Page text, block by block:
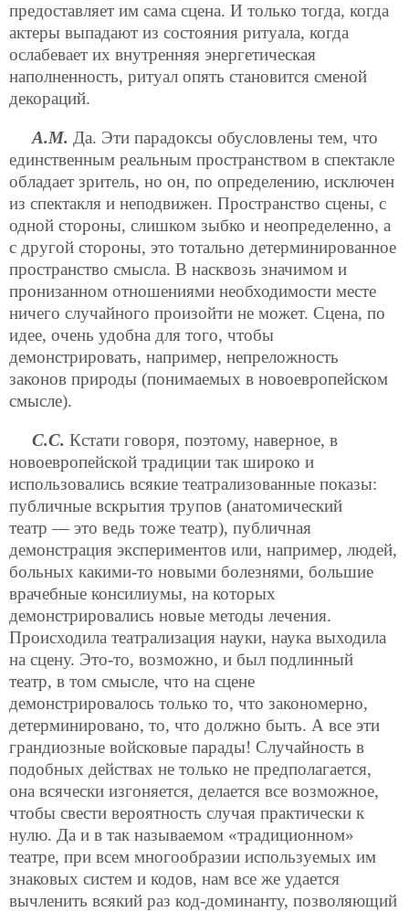
предоставляет им сама сцена. И только тогда, когда
актеры выпадают из состояния ритуала, когда
ослабевает их внутренняя энергетическая
наполненность, ритуал опять становится сменой
декораций.
А.М. Да. Эти парадоксы обусловлены тем, что
единственным реальным пространством в спектакле
обладает зритель, но он, по определению, исключен
из спектакля и неподвижен. Пространство сцены, с
одной стороны, слишком зыбко и неопределенно, а
с другой стороны, это тотально детерминированное
пространство смысла. В насквозь значимом и
пронизанном отношениями необходимости месте
ничего случайного произойти не может. Сцена, по
идее, очень удобна для того, чтобы
демонстрировать, например, непреложность
законов природы (понимаемых в новоевропейском
смысле).
С.С. Кстати говоря, поэтому, наверное, в
новоевропейской традиции так широко и
использовались всякие театрализованные показы:
публичные вскрытия трупов (анатомический
театр — это ведь тоже театр), публичная
демонстрация экспериментов или, например, людей,
больных какими-то новыми болезнями, большие
врачебные консилиумы, на которых
демонстрировались новые методы лечения.
Происходила театрализация науки, наука выходила
на сцену. Это-то, возможно, и был подлинный
театр, в том смысле, что на сцене
демонстрировалось только то, что закономерно,
детерминировано, то, что должно быть. А все эти
грандиозные войсковые парады! Случайность в
подобных действах не только не предполагается,
она всячески изгоняется, делается все возможное,
чтобы свести вероятность случая практически к
нулю. Да и в так называемом «традиционном»
театре, при всем многообразии используемых им
знаковых систем и кодов, нам все же удается
вычленить всякий раз код-доминанту, позволяющий